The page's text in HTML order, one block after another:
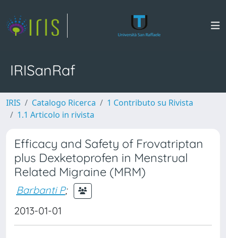
IRISanRaf
IRIS Catalogo Ricerca
1 Contributo su Rivista
1.1 Articolo in rivista
Efficacy and Safety of Frovatriptan
plus Dexketoprofen in Menstrual
Related Migraine (MRM)
Barbanti P;
2013-01-01